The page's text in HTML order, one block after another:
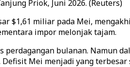
Priok, Juni 2026. (Reuters)
$1,61 miliar pada Mei,
impor melonjak tajam.
bulanan. Namun
Mei menjadi yang